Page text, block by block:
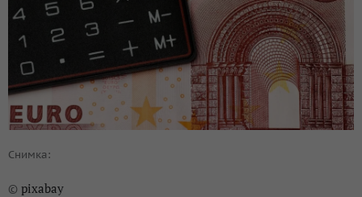
Снимка:
© pixabay